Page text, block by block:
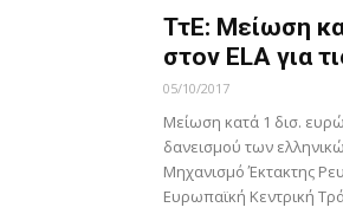
ΤτΕ: Μείωση
στον ELA για
05/10/2017
Μείωση κατά 1 δισ.
δανεισμού των
Μηχανισμό Έκτακτης
Ευρωπαϊκή Κεντρική